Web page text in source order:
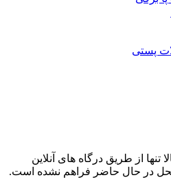
پستی
از طریق درگاه های آنلاین
در حال حاضر فراهم نشده است.